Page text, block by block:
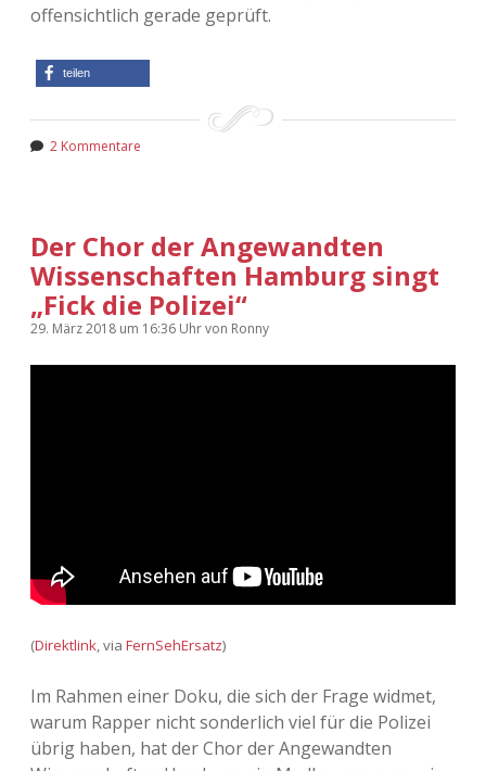
offensichtlich gerade geprüft.
teilen
2 Kommentare
Der Chor der Angewandten
Wissenschaften Hamburg singt
„Fick die Polizei“
29. März 2018 um 16:36 Uhrvon Ronny
(Direktlink, via FernSehErsatz)
Im Rahmen einer Doku, die sich der Frage widmet,
warum Rapper nicht sonderlich viel für die Polizei
übrig haben, hat der Chor der Angewandten